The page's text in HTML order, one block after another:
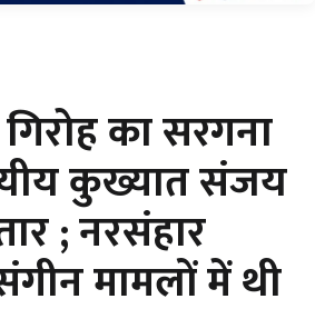
का सरगना
कुख्यात संजय
; नरसंहार
मामलों में थी